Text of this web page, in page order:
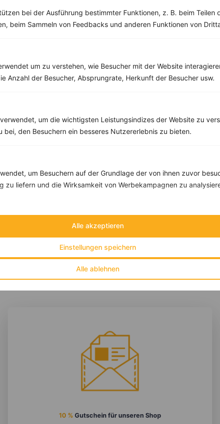
bei der Ausführung bestimmter Funktionen, z. B. beim Teilen
beim Sammeln von Feedbacks und anderen Funktionen von
um zu verstehen, wie Besucher mit der Website
Anzahl der Besucher, Absprungrate, Herkunft der Besucher usw.
um die wichtigsten Leistungsindizes der Website zu
bei, den Besuchern ein besseres Nutzererlebnis zu bieten.
um Besuchern auf der Grundlage der von ihnen zuvor
zu liefern und die Wirksamkeit von Werbekampagnen zu
Alle ablehnen
Einstellungen speichern
Alle akzeptieren
Eiweiß:9 g
Kohlehydrate:55 g
Rezepte mit 200 bis 300 kcal
Kohlehydrate:
10 % Gutschein für unseren Shop